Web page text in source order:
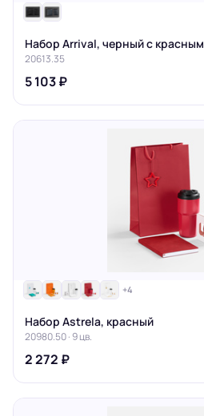
Набор Arrival, черный с красным
20613.35
5 103 ₽
+4
Набор Astrela, красный
20980.50 · 9 цв.
2 272 ₽